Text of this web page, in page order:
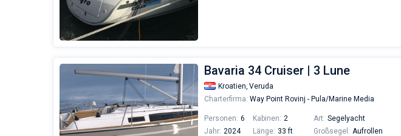
Bavaria 34 Cruiser | 3 Lune
Kroatien, Veruda
Charterfirma: Way Point Rovinj - Pula/Marine Media
Personen: 6 Kabinen: 2 Art: Segelyacht
Jahr: 2024 Länge: 33 ft Großsegel: Aufrollen